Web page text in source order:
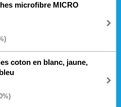
microfibre MICRO
coton en blanc, jaune,